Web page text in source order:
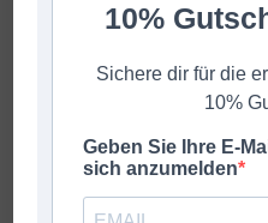
Start Geschenke
10%
Sichere dir für die
10%
Geben Sie Ihre E-
sich anzumelden